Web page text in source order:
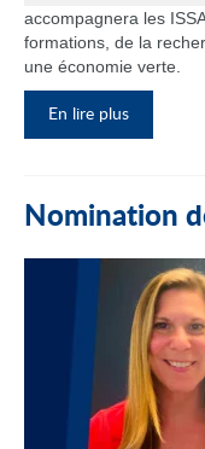
accompagnera les
formations, de la
une économie verte.
En lire plus
Nomination